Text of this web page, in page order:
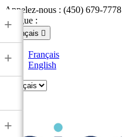
Appelez-nous : (450) 679-7778
Langue :
Français 
Français
English
+
+
+